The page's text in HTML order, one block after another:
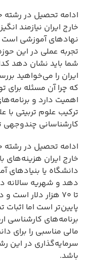
ادامه تحصیل در
خارج ایران نیازمند
نهادهای آموزشی است
تجربه عملی در این
شما باید نشان دهد
ایران را می‌خواهید
که چرا آن مسئله
اهمیت دارد و
ترکیب علوم تربیتی
کارشناسانی چندوجهی
ادامه تحصیل در
خارج ایران هزینه‌های
دانشگاه یا
تا ۷۰ هزار دلار
پایین‌تر است اما
برنامه‌های کارشناسی
مالی مناسبی را برای
سرمایه‌گذاری در این
باشد.